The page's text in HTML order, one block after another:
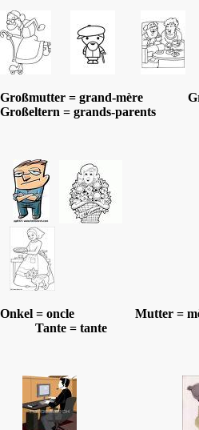
Großmutter = grand-mère
Großeltern = grands-parents
Onkel = oncle Mutter =
Tante = tante